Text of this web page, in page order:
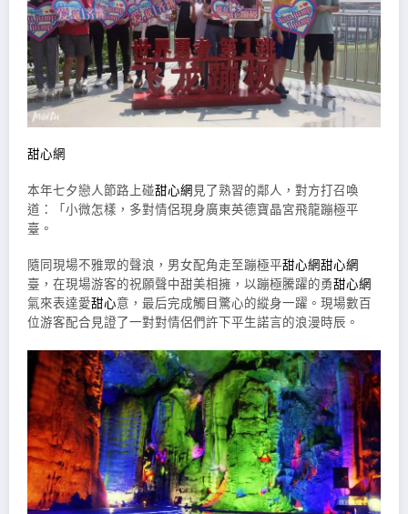
甜心網
本年七夕戀人節路上碰甜心網見了熟習的鄰人，對方打召喚
道：「小微怎樣，多對情侶現身廣東英德寶晶宮飛龍蹦極平
臺。
隨同現場不雅眾的聲浪，男女配角走至蹦極平甜心網甜心網
臺，在現場游客的祝願聲中甜美相擁，以蹦極騰躍的勇甜心網
氣來表達愛甜心意，最后完成觸目驚心的縱身一躍。現場數百
位游客配合見證了一對對情侶們許下平生諾言的浪漫時辰。